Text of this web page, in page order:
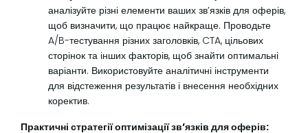
аналізуйте різні елементи ваших зв’язків для оферів,
щоб визначити, що працює найкраще. Проводьте
A/B-тестування різних заголовків, CTA, цільових
сторінок та інших факторів, щоб знайти оптимальні
варіанти. Використовуйте аналітичні інструменти
для відстеження результатів і внесення необхідних
коректив.
Практичні стратегії оптимізації зв’язків для оферів: